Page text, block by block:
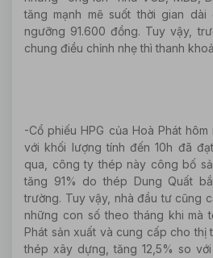
tăng mạnh mẽ suốt thời gian
ngưỡng 91.600 đồng. Tuy vậy,
chung điều chỉnh nhẹ thì thanh
-Cổ phiếu HPG của Hoà Phát
với khối lượng tính đến 10h đã
qua, công ty thép này công bố
tăng 91% do thép Dung Quất
trường. Tuy vậy, nhà đầu tư cũng
những con số theo tháng khi mà
Phát sản xuất và cung cấp cho thị
thép xây dựng, tăng 12,5% so